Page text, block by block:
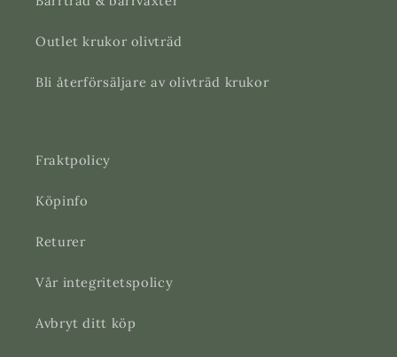
Outlet krukor olivträd
Bli återförsäljare av olivträd krukor
Fraktpolicy
Köpinfo
Returer
Vår integritetspolicy
Avbryt ditt köp